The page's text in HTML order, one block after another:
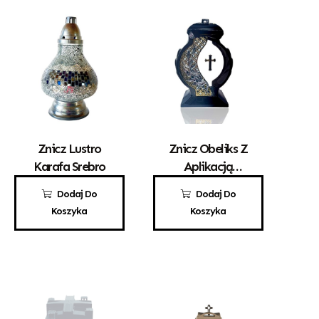
Dodaj Do
Koszyka
Znicz Lustro
Karafa Srebro
95,00 zł
Dodaj Do
Koszyka
Znicz Obeliks Z
Aplikacją
100,00zł